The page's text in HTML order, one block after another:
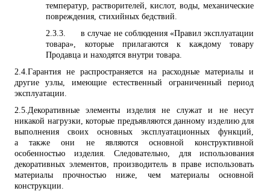
температур, растворителей, кислот, воды, механические
повреждения, стихийных бедствий.
2.3.3.
в случае не соблюдения «Правил эксплуатации
товара», которые прилагаются к каждому товару
Продавца и находятся внутри товара.
2.4. Гарантия не распространяется на расходные материалы и
другие узлы, имеющие естественный ограниченный период
эксплуатации.
2.5. Декоративные элементы изделия не служат и не несут
никакой нагрузки, которые предъявляются данному изделию для
выполнения своих основных эксплуатационных функций,
а также они не являются основной конструктивной
особенностью изделия. Следовательно, для использования
декоративных элементов, производитель в праве использовать
материалы прочностью ниже, чем материалы основной
конструкции.